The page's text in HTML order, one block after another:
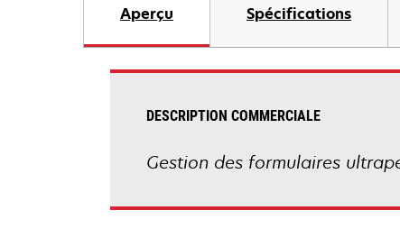
Aperçu Spécifications
DESCRIPTION COMMERCIALE
Gestion des formulaires